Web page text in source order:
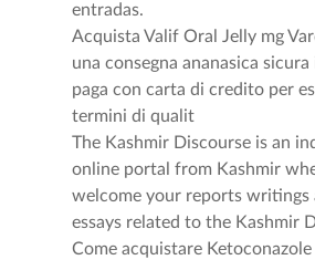
entradas.
Acquista Valif Oral Jelly mg
una consegna ananasica
paga con carta di credito per
termini di qualit
The Kashmir Discourse is an
online portal from Kashmir
welcome your reports writings
essays related to the Kashmir
Come acquistare Ketoconazole